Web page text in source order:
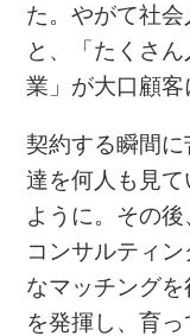
た。やがて社
と、「たくさ
業」が大口顧客
契約する瞬間
達を何人も見
ように。その
コンサルティ
なマッチング
を発揮し、育